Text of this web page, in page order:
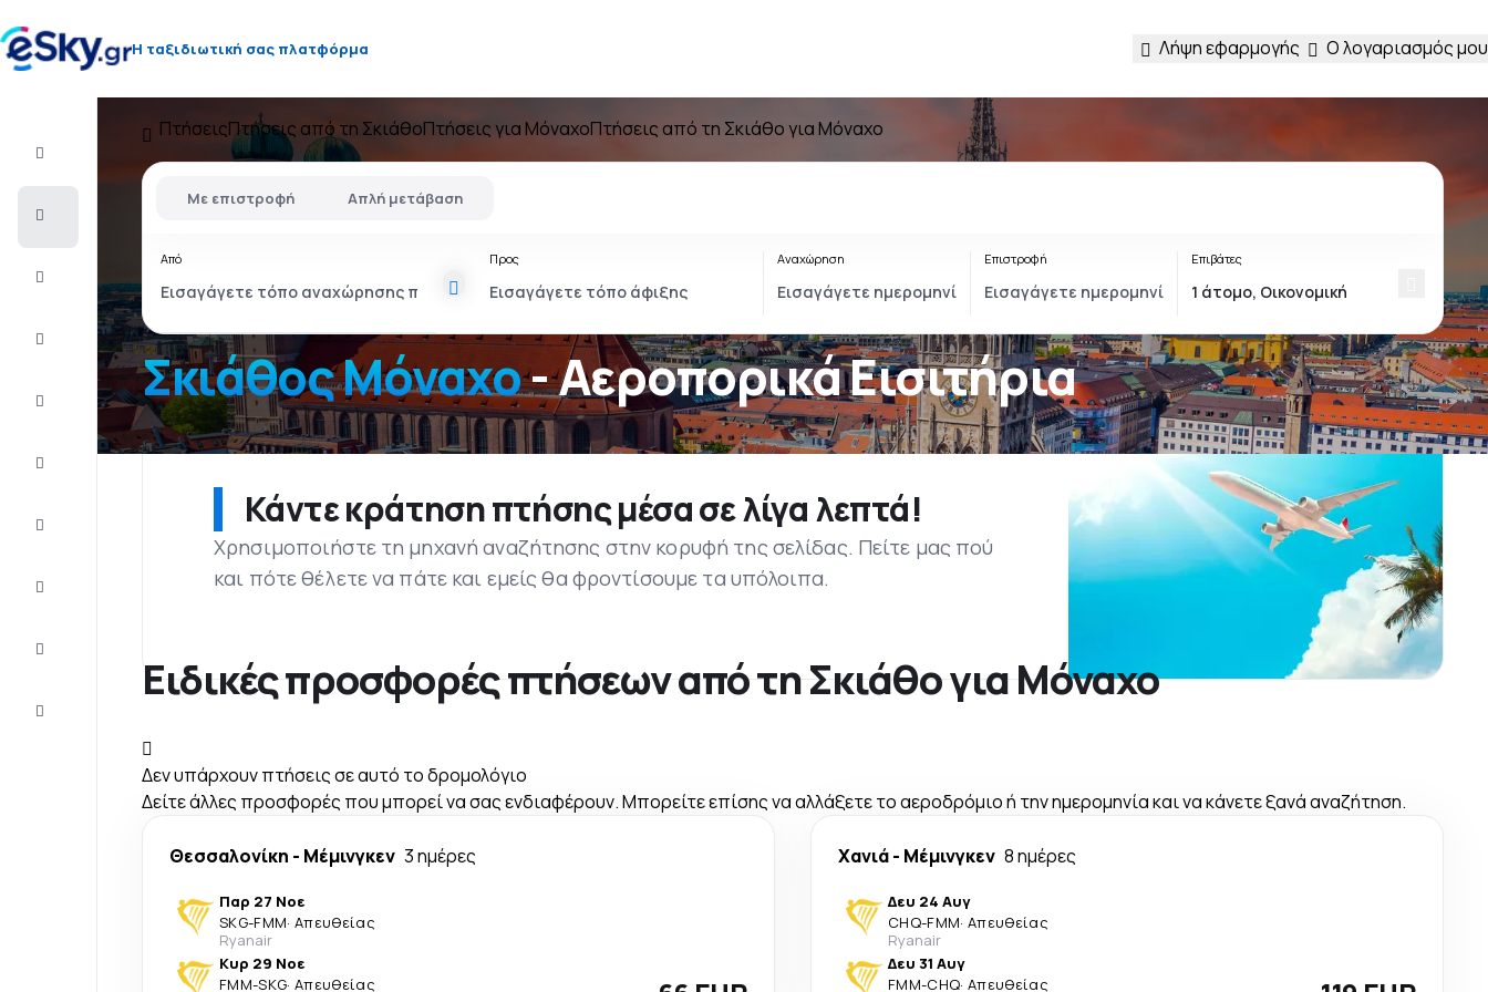
Η ταξιδιωτική σας πλατφόρμα Λήψη εφαρμογής Ο λογαριασμός μου
Διακοπές
Τελευταίας
στιγμής
ΠτήσειςΠτήσεις από τη ΣκιάθοΠτήσεις για ΜόναχοΠτήσεις από τη Σκιάθο για Μόναχο
Σκιάθος Μόναχο- Αεροπορικά Εισιτήρια
Με επιστροφή Απλή μετάβαση
Από Προς Αναχώρηση Επιστροφή Επιβάτες
Κάντε κράτηση πτήσης μέσα σε λίγα λεπτά!
Χρησιμοποιήστε τη μηχανή αναζήτησης στην κορυφή της σελίδας. Πείτε μας πού
και πότε θέλετε να πάτε και εμείς θα φροντίσουμε τα υπόλοιπα.
Ειδικές προσφορές πτήσεων από τη Σκιάθο για Μόναχο
Δεν υπάρχουν πτήσεις σε αυτό το δρομολόγιο
Δείτε άλλες προσφορές που μπορεί να σας ενδιαφέρουν. Μπορείτε επίσης να αλλάξετε το αεροδρόμιο ή την ημερομηνία και να κάνετε ξανά αναζήτηση.
Θεσσαλονίκη - Μέμινγκεν 3 ημέρες
Παρ 27 Νοε
SKG-FMM· Απευθείας
Ryanair
Κυρ 29 Νοε
FMM-SKG· Απευθείας
Χανιά- Μέμινγκεν 8 ημέρες
Δευ 24 Αυγ
CHQ-FMM· Απευθείας
Ryanair
Δευ 31 Αυγ
FMM-CHQ· Απευθείας